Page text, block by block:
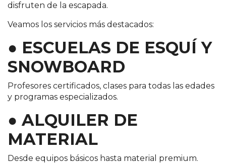
disfruten de la escapada.
Veamos los servicios más destacados:
● ESCUELAS DE ESQUÍ Y
SNOWBOARD
Profesores certificados, clases para todas las edades
y programas especializados.
● ALQUILER DE
MATERIAL
Desde equipos básicos hasta material premium.